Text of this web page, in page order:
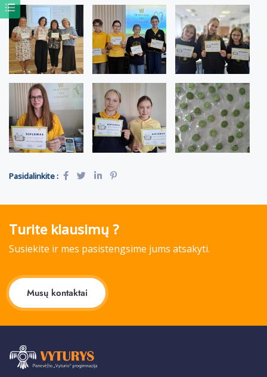
Pasidalinkite :
Turite klausimų ?
Susiekite ir mes pasistengsime jums atsakyti.
Musų kontaktai